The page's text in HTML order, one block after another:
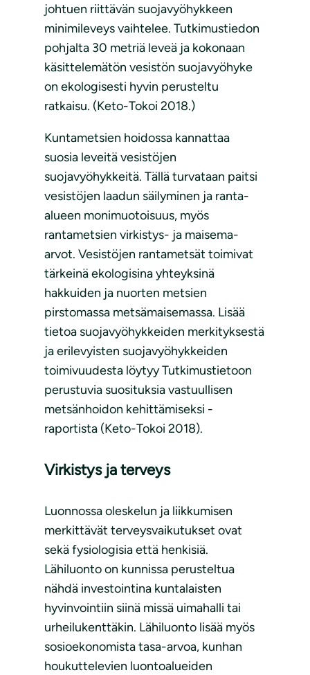
johtuen riittävän suojavyöhykkeen
minimileveys vaihtelee. Tutkimustiedon
pohjalta 30 metriä leveä ja kokonaan
käsittelemätön vesistön suojavyöhyke
on ekologisesti hyvin perusteltu
ratkaisu. (Keto-Tokoi 2018.)
Kuntametsien hoidossa kannattaa
suosia leveitä vesistöjen
suojavyöhykkeitä. Tällä turvataan paitsi
vesistöjen laadun säilyminen ja ranta-
alueen monimuotoisuus, myös
rantametsien virkistys- ja maisema-
arvot. Vesistöjen rantametsät toimivat
tärkeinä ekologisina yhteyksinä
hakkuiden ja nuorten metsien
pirstomassa metsämaisemassa. Lisää
tietoa suojavyöhykkeiden merkityksestä
ja erilevyisten suojavyöhykkeiden
toimivuudesta löytyy Tutkimustietoon
perustuvia suosituksia vastuullisen
metsänhoidon kehittämiseksi -
raportista (Keto-Tokoi 2018).
Virkistys ja terveys
Luonnossa oleskelun ja liikkumisen
merkittävät terveysvaikutukset ovat
sekä fysiologisia että henkisiä.
Lähiluonto on kunnissa perusteltua
nähdä investointina kuntalaisten
hyvinvointiin siinä missä uimahalli tai
urheilukenttäkin. Lähiluonto lisää myös
sosioekonomista tasa-arvoa, kunhan
houkuttelevien luontoalueiden